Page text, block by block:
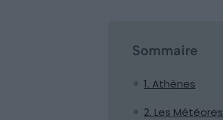
Sommaire
1. Athènes
2. Les Météores